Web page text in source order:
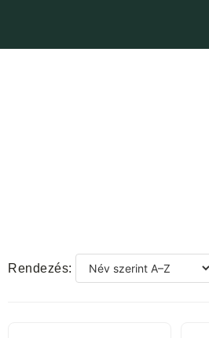
Rendezés: